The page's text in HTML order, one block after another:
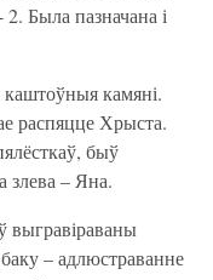
Была пазначана і
камяні.
распяцце Хрыста.
быў
злева – Яна.
– адлюстраванне